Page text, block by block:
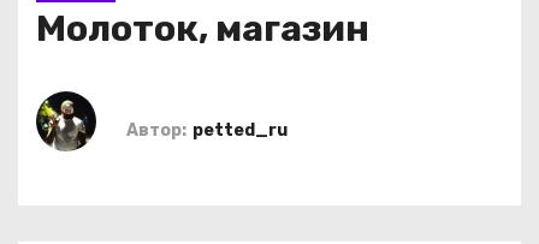
Молоток, магазин
Автор: petted_ru